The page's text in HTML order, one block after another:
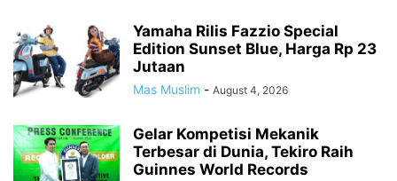
Yamaha Rilis Fazzio Special
Edition Sunset Blue, Harga Rp 23
Jutaan
Mas Muslim - August 4, 2026
Gelar Kompetisi Mekanik
Terbesar di Dunia, Tekiro Raih
Guinnes World Records